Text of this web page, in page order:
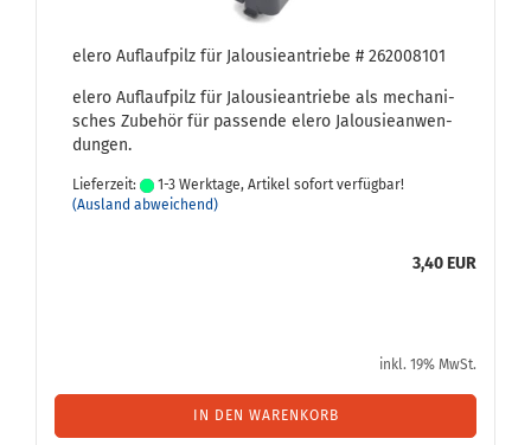
elero Auf­lauf­pilz für Ja­lou­sie­an­trie­be # 262008101
elero Auf­lauf­pilz für Ja­lou­sie­an­trie­be als me­cha­ni­
sches Zu­be­hör für pas­sen­de elero Ja­lou­sie­an­wen­
dun­gen.
Lieferzeit:
1-3 Werktage, Artikel sofort verfügbar!
(Ausland abweichend)
3,40 EUR
inkl. 19% MwSt.
IN DEN WARENKORB